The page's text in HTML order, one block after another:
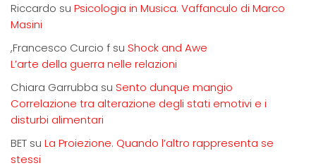
Riccardo su Psicologia in Musica. Vaffanculo di Marco
Masini
,Francesco Curcio f su Shock and Awe
L’arte della guerra nelle relazioni
Chiara Garrubba su Sento dunque mangio
Correlazione tra alterazione degli stati emotivi e i
disturbi alimentari
BET su La Proiezione. Quando l’altro rappresenta se
stessi